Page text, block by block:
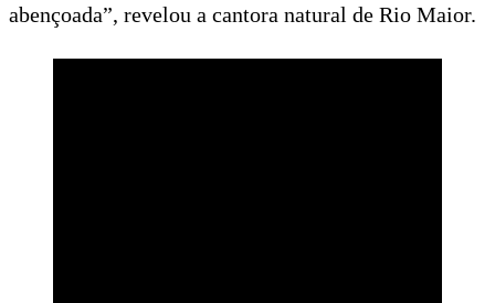
abençoada”, revelou a cantora natural de Rio Maior.